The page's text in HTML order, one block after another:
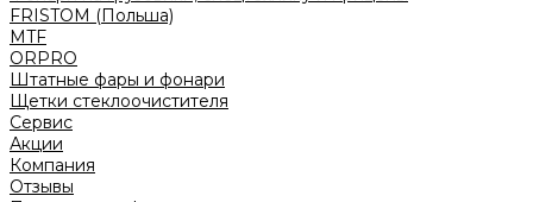
FRISTOM (Польша)
MTF
ORPRO
Штатные фары и фонари
Щетки стеклоочистителя
Сервис
Акции
Компания
Отзывы